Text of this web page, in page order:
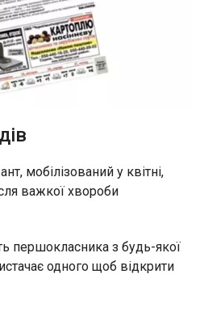
мобілізований у квітні,
важкої хвороби
першокласника з будь-якої
одного щоб відкрити